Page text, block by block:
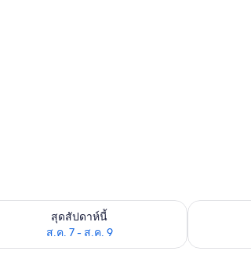
. 9
สุดสัปดาห์นี้
ส.ค. 7 - ส.ค. 9
อบจำนวนห้องพักว่างในสุดสัปดาห์นี้ ส.ค. 7 -
ตรวจสอบจ